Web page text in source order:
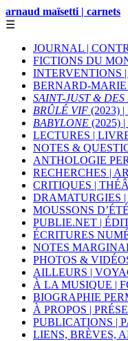
arnaud maïsetti | carnets
☰
JOURNAL |
FICTIONS DU
INTERVENTIONS
BERNARD-MARIE
SAINT-JUST & DES
BRÛLÉ VIF (2023)
BABYLONE (2025)
LECTURES |
NOTES &
ANTHOLOGIE
RECHERCHES |
CRITIQUES |
DRAMATURGIES
MOUSSONS D’ÉTÉ
PUBLIE.NET |
ÉCRITURES
NOTES
PHOTOS &
AILLEURS |
À LA MUSIQUE |
BIOGRAPHIE
À PROPOS |
PUBLICATIONS |
LIENS, BRÈVES,